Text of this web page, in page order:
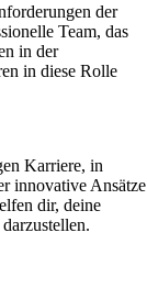
der
Team, das
in der
in diese Rolle
Karriere, in
innovative Ansätze
dir, deine